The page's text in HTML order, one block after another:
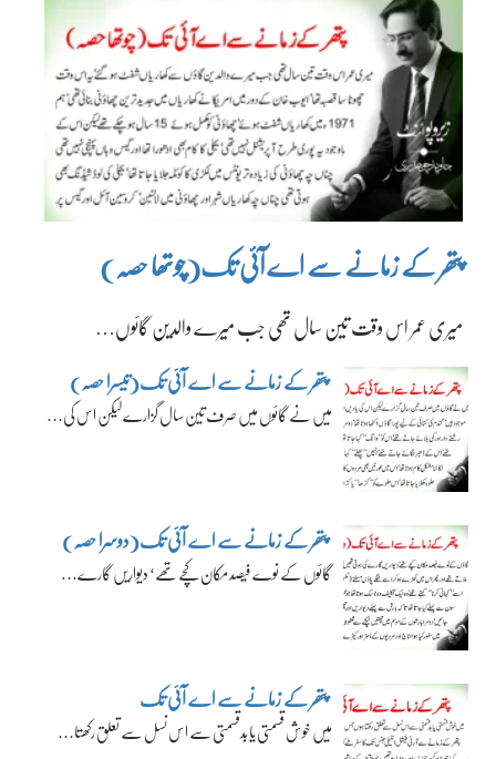
پتھر کے زمانے سے اے آئی تک(چوتھا حصہ)
میری عمر اس وقت تین سال تھی جب میرے والدین گائوں…
پتھر کے زمانے سے اے آئی تک(تیسرا حصہ)
میں نے گائوں میں صرف تین سال گزارے لیکن اس کی…
پتھر کے زمانے سے اے آئی تک(دوسرا حصہ)
گائوں کے نوے فیصد مکان کچے تھے‘ دیواریں گارے…
پتھر کے زمانے سے اے آئی تک
میں خوش قسمتی یا بدقسمتی سے اس نسل سے تعلق رکھتا…